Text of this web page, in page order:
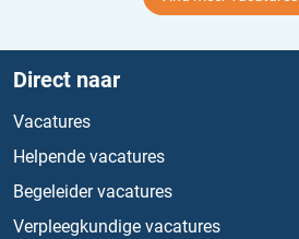
Direct naar
Vacatures
Helpende vacatures
Begeleider vacatures
Verpleegkundige vacatures